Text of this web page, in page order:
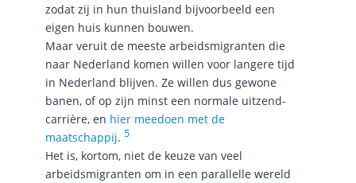
zodat zij in hun thuisland bijvoorbeeld een
eigen huis kunnen bouwen.
Maar veruit de meeste arbeidsmigranten die
naar Nederland komen willen voor langere tijd
in Nederland blijven. Ze willen dus gewone
banen, of op zijn minst een normale uitzend-
carrière, en hier meedoen met de
maatschappij. 5
Het is, kortom, niet de keuze van veel
arbeidsmigranten om in een parallelle wereld